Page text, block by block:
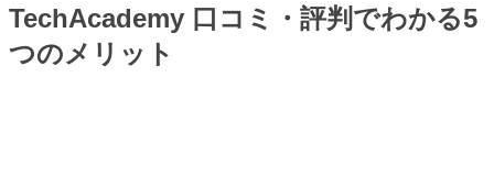
TechAcademy 口コミ・評判でわかる5
つのメリット